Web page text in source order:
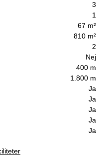
3
1
67 m²
810 m²
2
Nej
400 m
1.800 m
Ja
Ja
Ja
Ja
Ja